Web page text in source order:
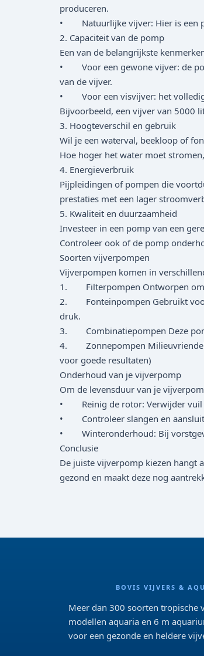
produceren.
• Natuurlijke vijver: Hier is een
2. Capaciteit van de pomp
Een van de belangrijkste
• Voor een gewone vijver: de
van de vijver.
• Voor een visvijver: het
Bijvoorbeeld, een vijver van 5000
3. Hoogteverschil en gebruik
Wil je een waterval, beekloop of
Hoe hoger het water moet
4. Energieverbruik
Pijpleidingen of pompen die
prestaties met een lager
5. Kwaliteit en duurzaamheid
Investeer in een pomp van een
Controleer ook of de pomp
Soorten vijverpompen
Vijverpompen komen in
1. Filterpompen Ontworpen om
2. Fonteinpompen Gebruikt voor
druk.
3. Combinatiepompen Deze
4. Zonnepompen
voor goede resultaten)
Onderhoud van je vijverpomp
Om de levensduur van je
• Reinig de rotor: Verwijder vuil
• Controleer slangen en
• Winteronderhoud: Bij
Conclusie
De juiste vijverpomp kiezen hangt
gezond en maakt deze nog
BOVIS VIJVERS &
Meer dan 300 soorten tropische
modellen aquaria en 6 m
voor een gezonde en heldere